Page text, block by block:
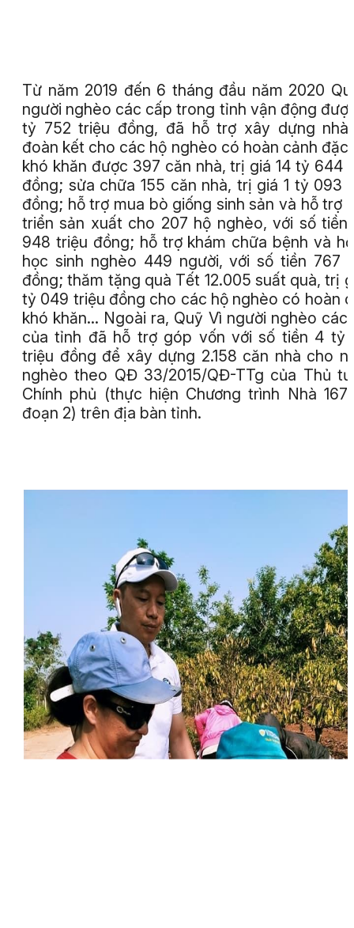
Từ năm 2019 đến 6 tháng đầu năm 2020
người nghèo các cấp trong tỉnh vận động
tỷ 752 triệu đồng, đã hỗ trợ xây dựng
đoàn kết cho các hộ nghèo có hoàn cảnh đặc
khó khăn được 397 căn nhà, trị giá 14 tỷ 644
đồng; sửa chữa 155 căn nhà, trị giá 1 tỷ 093
đồng; hỗ trợ mua bò giống sinh sản và hỗ trợ
triển sản xuất cho 207 hộ nghèo, với số tiền
948 triệu đồng; hỗ trợ khám chữa bệnh và
học sinh nghèo 449 người, với số tiền 767
đồng; thăm tặng quà Tết 12.005 suất quà, trị
tỷ 049 triệu đồng cho các hộ nghèo có hoàn
khó khăn... Ngoài ra, Quỹ Vì người nghèo các
của tỉnh đã hỗ trợ góp vốn với số tiền 4 tỷ
triệu đồng để xây dựng 2.158 căn nhà cho
nghèo theo QĐ 33/2015/QĐ-TTg của Thủ
Chính phủ (thực hiện Chương trình Nhà 167
đoạn 2) trên địa bàn tỉnh.